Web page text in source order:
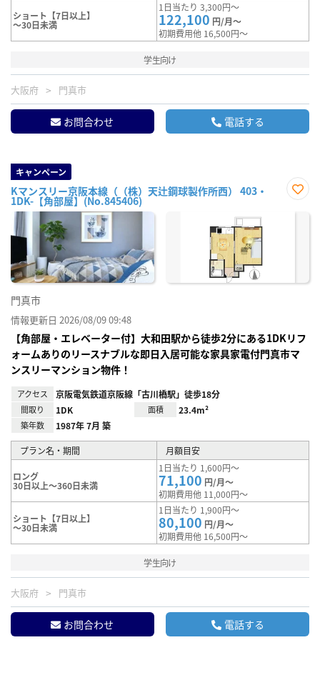
ショート【7日以上】
～30日未満
1日当たり 3,300円～
122,100 円/月～
初期費用他 16,500円～
学生向け
大阪府 門真市
お問合わせ 電話する
キャンペーン
Kマンスリー京阪本線（（株）天辻鋼球製作所西） 403・
1DK-【角部屋】(No.845406)
に入
門真市
情報更新日 2026/08/09 09:48
【角部屋・エレベーター付】大和田駅から徒歩2分にある1DKリフ
ォームありのリースナブルな即日入居可能な家具家電付門真市マ
ンスリーマンション物件！
アクセス 京阪電気鉄道京阪線「古川橋駅」徒歩18分
間取り 1DK 面積 23.4m²
築年数 1987年 7月 築
プラン名・期間 月額目安
ロング
30日以上～360日未満
1日当たり 1,600円～
71,100 円/月～
初期費用他 11,000円～
ショート【7日以上】
～30日未満
1日当たり 1,900円～
80,100 円/月～
初期費用他 16,500円～
学生向け
大阪府 門真市
お問合わせ 電話する